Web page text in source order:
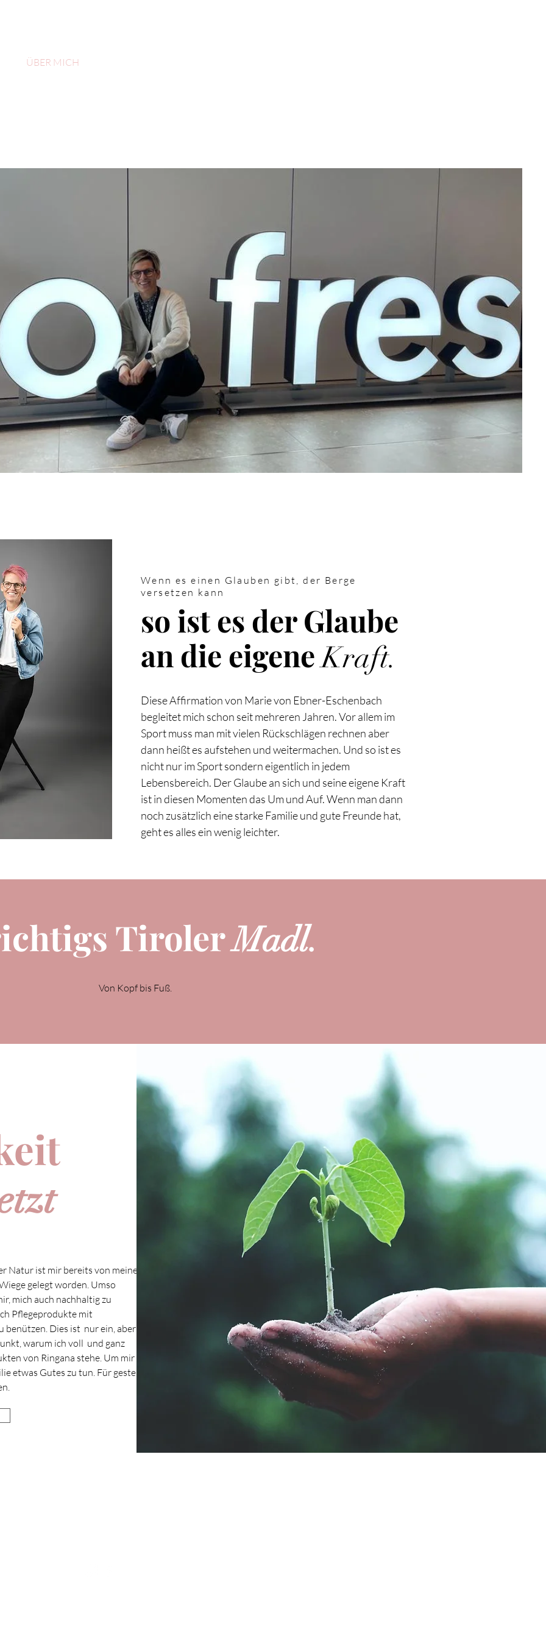
ÜBER MICH
Wenn es einen Glauben gibt, der Berge
versetzen kann
so ist es der Glaube
an die eigene Kraft.
Diese Affirmation von Marie von Ebner-Eschenbach
begleitet mich schon seit mehreren Jahren. Vor allem im
Sport muss man mit vielen Rückschlägen rechnen aber
dann heißt es aufstehen und weitermachen. Und so ist es
nicht nur im Sport sondern eigentlich in jedem
Lebensbereich. Der Glaube an sich und seine eigene Kraft
ist in diesen Momenten das Um und Auf. Wenn man dann
noch zusätzlich eine starke Familie und gute Freunde hat,
geht es alles ein wenig leichter.
TirolerMadl.
Von Kopf bis Fuß.
Natur ist mir bereits von meinen
gelegt worden. Umso
mich auch nachhaltig zu
Pflegeprodukte mit
Dies ist nur ein, aber für
warum ich voll und ganz
von Ringana stehe. Um mir
etwas Gutes zu tun. Für gestern,